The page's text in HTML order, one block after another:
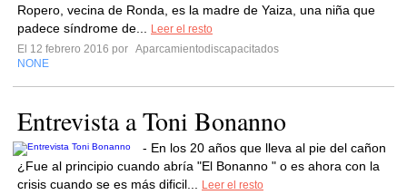
Ropero, vecina de Ronda, es la madre de Yaiza, una niña que
padece síndrome de...
Leer el resto
El 12 febrero 2016 por Aparcamientodiscapacitados
NONE
Entrevista a Toni Bonanno
- En los 20 años que lleva al pie del cañon
¿Fue al principio cuando abría "El Bonanno " o es ahora con la
crisis cuando se es más dificil...
Leer el resto